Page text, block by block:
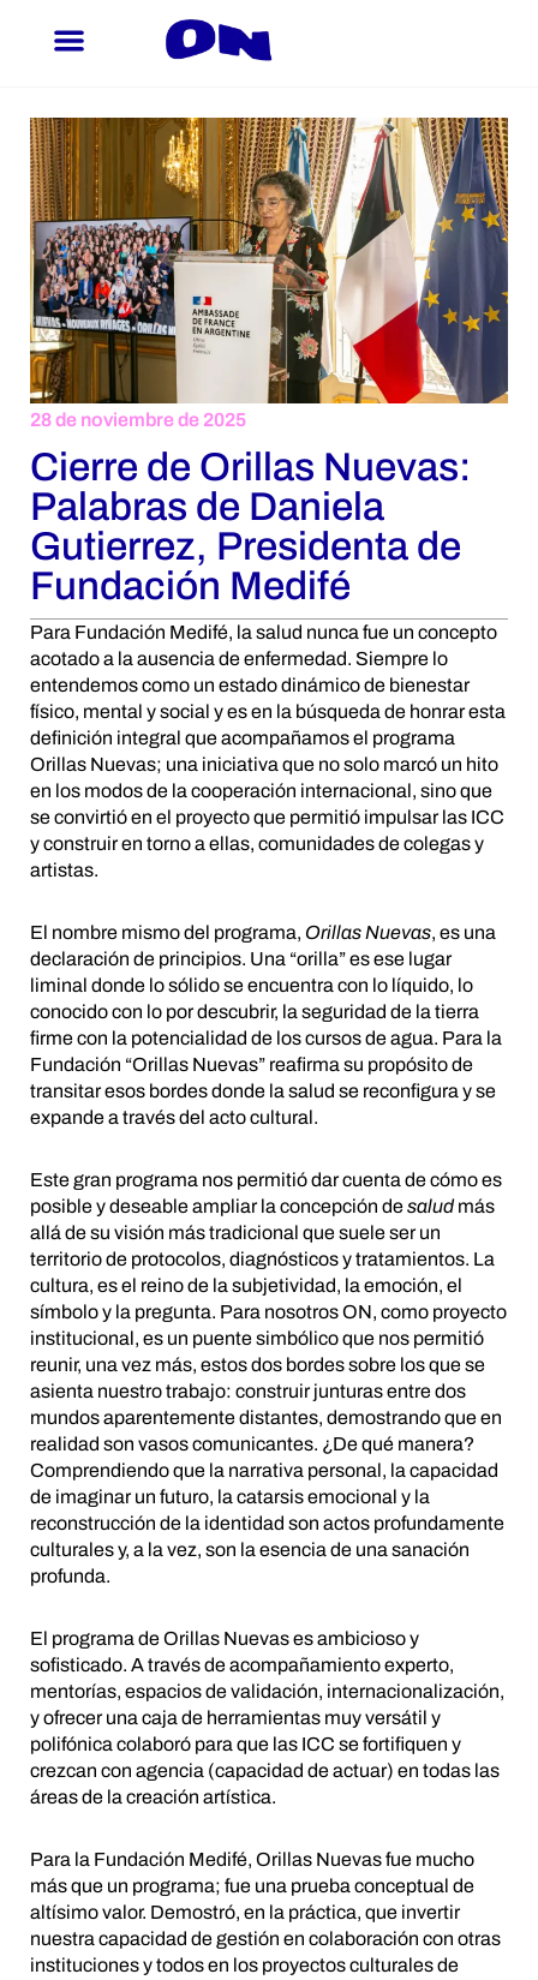
contenido
28 de noviembre de 2025
Cierre de Orillas Nuevas:
Palabras de Daniela
Gutierrez, Presidenta de
Fundación Medifé
Para Fundación Medifé, la salud nunca fue un concepto
acotado a la ausencia de enfermedad. Siempre lo
entendemos como un estado dinámico de bienestar
físico, mental y social y es en la búsqueda de honrar esta
definición integral que acompañamos el programa
Orillas Nuevas; una iniciativa que no solo marcó un hito
en los modos de la cooperación internacional, sino que
se convirtió en el proyecto que permitió impulsar las ICC
y construir en torno a ellas, comunidades de colegas y
artistas.
El nombre mismo del programa, Orillas Nuevas, es una
declaración de principios. Una “orilla” es ese lugar
liminal donde lo sólido se encuentra con lo líquido, lo
conocido con lo por descubrir, la seguridad de la tierra
firme con la potencialidad de los cursos de agua. Para la
Fundación “Orillas Nuevas” reafirma su propósito de
transitar esos bordes donde la salud se reconfigura y se
expande a través del acto cultural.
Este gran programa nos permitió dar cuenta de cómo es
posible y deseable ampliar la concepción desalud más
allá de su visión más tradicional que suele ser un
territorio de protocolos, diagnósticos y tratamientos. La
cultura, es el reino de la subjetividad, la emoción, el
símbolo y la pregunta. Para nosotros ON, como proyecto
institucional, es un puente simbólico que nos permitió
reunir, una vez más, estos dos bordes sobre los que se
asienta nuestro trabajo: construir junturas entre dos
mundos aparentemente distantes, demostrando que en
realidad son vasos comunicantes. ¿De qué manera?
Comprendiendo que la narrativa personal, la capacidad
de imaginar un futuro, la catarsis emocional y la
reconstrucción de la identidad son actos profundamente
culturales y, a la vez, son la esencia de una sanación
profunda.
El programa de Orillas Nuevas es ambicioso y
sofisticado. A través de acompañamiento experto,
mentorías, espacios de validación, internacionalización,
y ofrecer una caja de herramientas muy versátil y
polifónica colaboró para que las ICC se fortifiquen y
crezcan con agencia (capacidad de actuar) en todas las
áreas de la creación artística.
Para la Fundación Medifé, Orillas Nuevas fue mucho
más que un programa; fue una prueba conceptual de
altísimo valor. Demostró, en la práctica, que invertir
nuestra capacidad de gestión en colaboración con otras
instituciones y todos en los proyectos culturales de